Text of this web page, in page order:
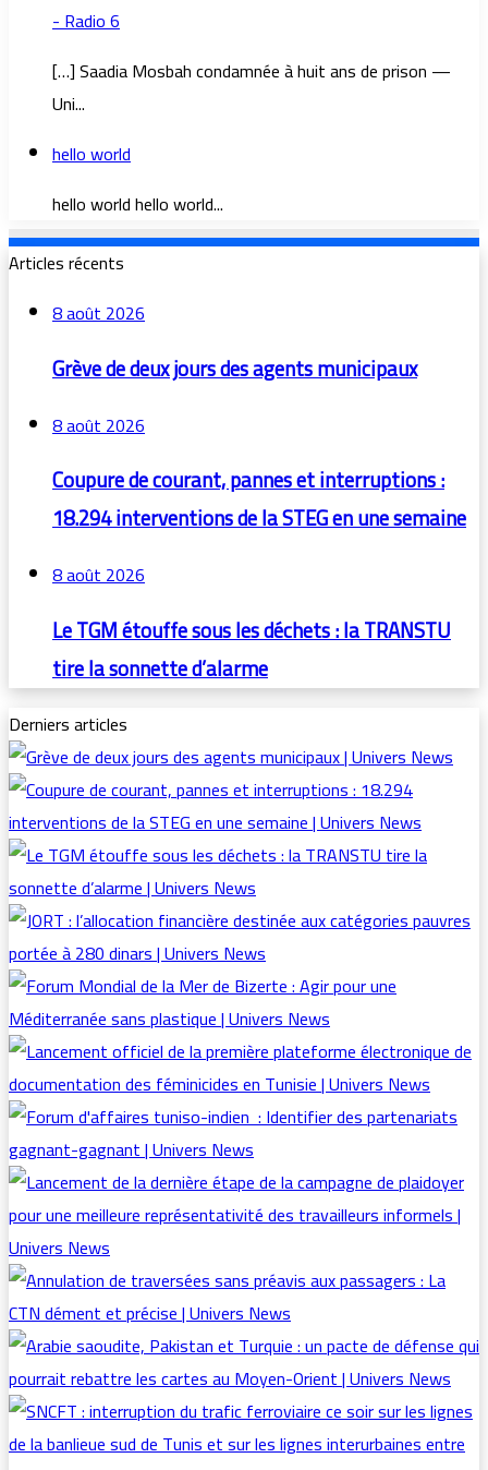
- Radio 6
[…] Saadia Mosbah condamnée à huit ans de prison —
Uni...
hello world
hello world hello world...
Articles récents
8 août 2026
Grève de deux jours des agents municipaux
8 août 2026
Coupure de courant, pannes et interruptions :
18.294 interventions de la STEG en une semaine
8 août 2026
Le TGM étouffe sous les déchets : la TRANSTU
tire la sonnette d’alarme
Derniers articles